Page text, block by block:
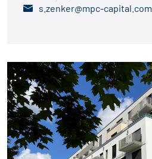
s.zenker@mpc-capital.com